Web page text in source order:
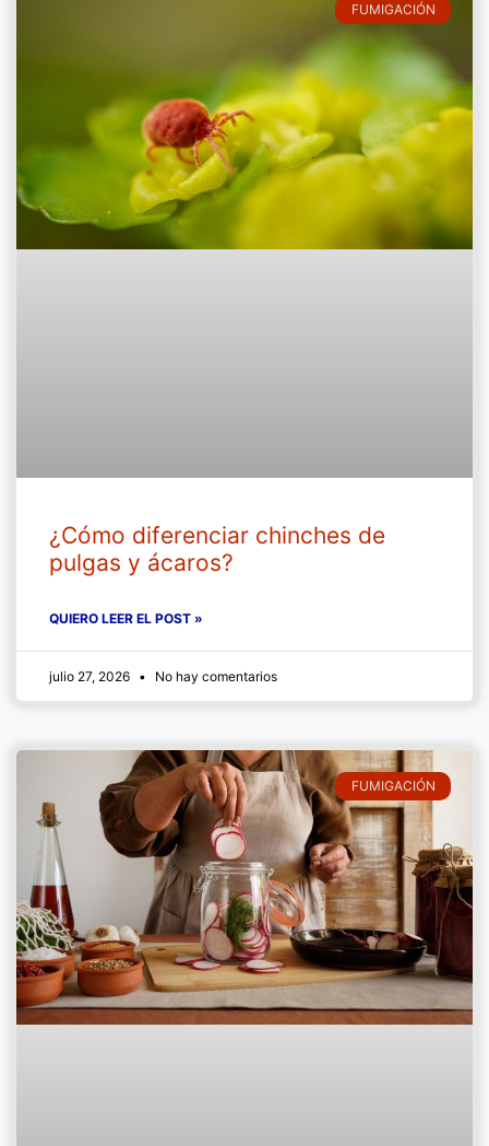
FUMIGACIÓN
¿Cómo diferenciar chinches de
pulgas y ácaros?
QUIERO LEER EL POST »
julio 27, 2026 No hay comentarios
FUMIGACIÓN